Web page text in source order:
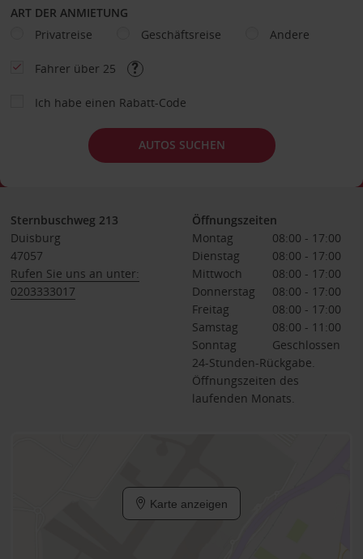
ART DER ANMIETUNG
Privatreise
Geschäftsreise Andere
Fahrer über 25
Ich habe einen Rabatt-Code
AUTOS SUCHEN
Sternbuschweg 213
Duisburg
47057
Rufen Sie uns an unter:
0203333017
Öffnungszeiten
Montag
08:00 - 17:00
Dienstag
08:00 - 17:00
Mittwoch
08:00 - 17:00
Donnerstag
08:00 - 17:00
Freitag
08:00 - 17:00
Samstag
08:00 - 11:00
Sonntag
Geschlossen
24-Stunden-Rückgabe.
Öffnungszeiten des
laufenden Monats.
Karte anzeigen